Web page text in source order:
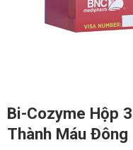
Bi-Cozyme Hộp
Thành Máu Đông